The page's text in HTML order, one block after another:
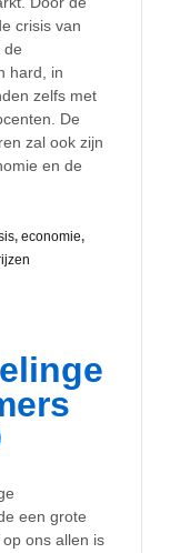
crisis van
de
hard, in
zelfs met
De
zal ook zijn
en de
, economie,
een grote
ons allen is